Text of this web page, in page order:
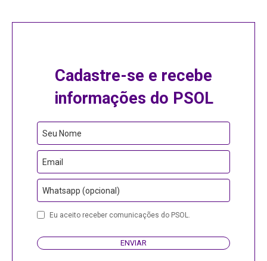
Cadastre-se e recebe
informações do PSOL
Seu Nome
Email
Whatsapp (opcional)
Business
Eu aceito receber comunicações do PSOL.
ENVIAR